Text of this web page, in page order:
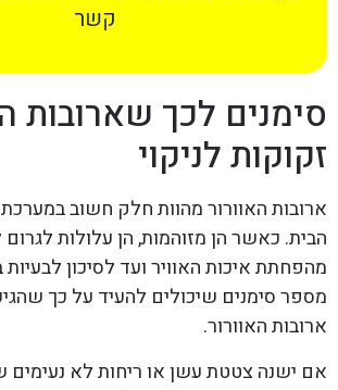
קשר
סימנים לכך שארובות
זקוקות לניקוי
ארובות האוורור מהוות חלק חשוב
הבית. כאשר הן מזוהמות, הן עלולות לגרום
מהפחתת איכות האוויר ועד לסיכון לבעיות
מספר סימנים שיכולים להעיד על כך
ארובות האוורור.
אם ישנה צטטת עשן או ריחות לא נעימים